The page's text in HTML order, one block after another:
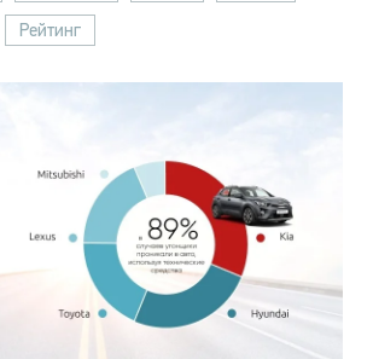
Рейтинг